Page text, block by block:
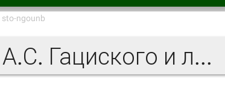
sto-ngounb
Произведения А.С. Гациского и литература о нём